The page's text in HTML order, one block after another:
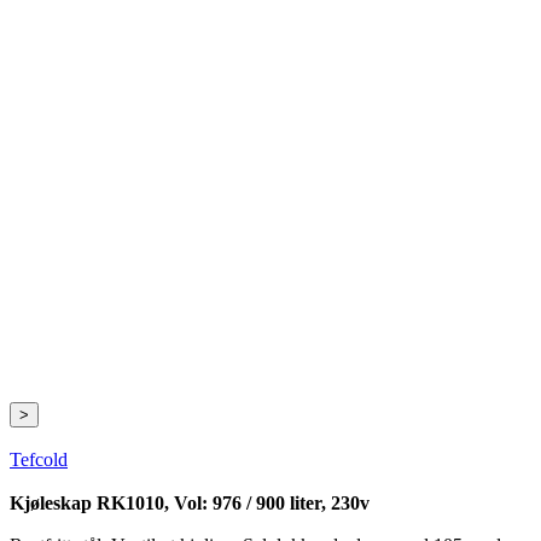
>
Tefcold
Kjøleskap RK1010, Vol: 976 / 900 liter, 230v